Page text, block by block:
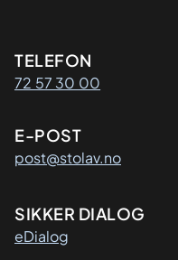
TELEFON
72 57 30 00
E-POST
post@stolav.no
SIKKER DIALOG
eDialog